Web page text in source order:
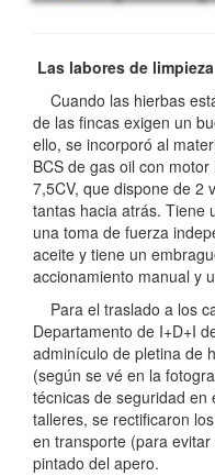
Las labores de limpieza
Cuando las hierbas
de las fincas exigen un
ello, se incorporó al
BCS de gas oil con
7,5CV, que dispone de 2
tantas hacia atrás. Tiene
una toma de fuerza
aceite y tiene un
accionamiento manual y
Para el traslado a los
Departamento de I+D+I
adminículo de pletina de
(según se vé en la
técnicas de seguridad
talleres, se rectificaron
en transporte (para
pintado del apero.